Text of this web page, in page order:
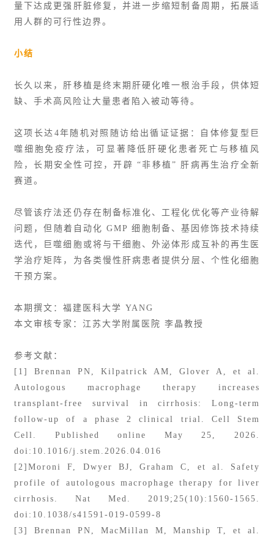
量下达成更强肝脏修复，并进一步缩短制备周期，拓展适
用人群的可行性边界。
小结
长久以来，肝移植是终末期肝硬化唯一根治手段，供体短
缺、手术高风险让大量患者陷入被动等待。
这项长达4年随机对照随访给出循证证据：自体修复型巨
噬细胞免疫疗法，可显著降低肝硬化患者死亡与移植风
险，长期安全性可控，开辟 “非移植” 肝病再生治疗全新
赛道。
尽管该疗法还仍存在制备标准化、工程化优化等产业待解
问题，但随着自动化 GMP 细胞制备、基因修饰技术持续
迭代，巨噬细胞或将与干细胞、外泌体形成互补的再生医
学治疗矩阵，为各类慢性肝病患者提供分层、个性化细胞
干预方案。
本期撰文：福建医科大学 YANG
本文审核专家：江苏大学附属医院 李晶教授
参考文献：
[1] Brennan PN, Kilpatrick AM, Glover A, et al.
Autologous macrophage therapy increases
transplant-free survival in cirrhosis: Long-term
follow-up of a phase 2 clinical trial. Cell Stem
Cell. Published online May 25, 2026.
doi:10.1016/j.stem.2026.04.016
[2]Moroni F, Dwyer BJ, Graham C, et al. Safety
profile of autologous macrophage therapy for liver
cirrhosis. Nat Med. 2019;25(10):1560-1565.
doi:10.1038/s41591-019-0599-8
[3] Brennan PN, MacMillan M, Manship T, et al.